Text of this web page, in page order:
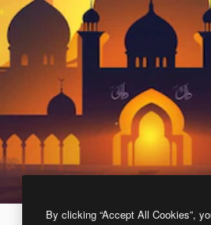
By clicking “Accept All Cookies”,